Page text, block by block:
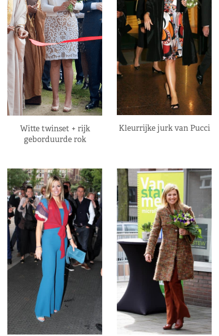
Witte twinset + rijk
geborduurde rok
Kleurrijke jurk van Pucci